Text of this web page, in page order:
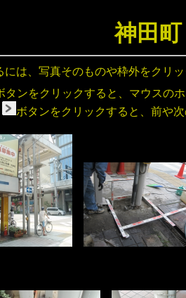
神田
には、写真そのものや枠外をクリ
タンをクリックすると、マウスの
ボタンをクリックすると、前や